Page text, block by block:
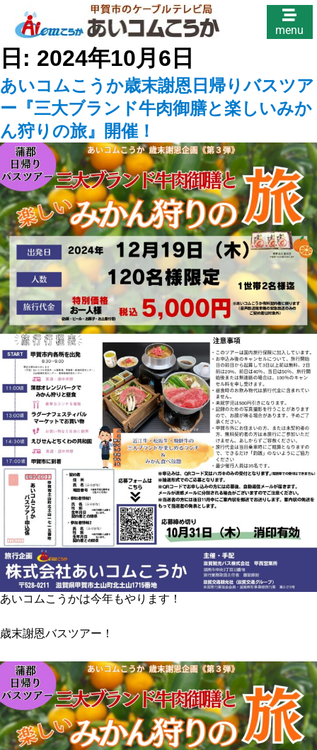
menu
日: 2024年10月6日
あいコムこうか歳末謝恩日帰りバスツア
ー『三大ブランド牛肉御膳と楽しいみか
ん狩りの旅』開催！
あいコムこうかは今年もやります！
歳末謝恩バスツアー！